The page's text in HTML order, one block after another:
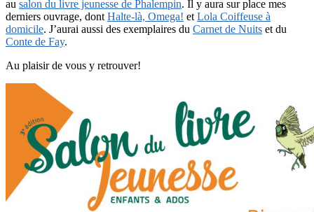
au salon du livre jeunesse de Phalempin. Il y aura sur place mes
derniers ouvrage, dont Halte-là, Omega! et Lola Coiffeuse à
domicile. J’aurai aussi des exemplaires du Carnet de Nuits et du
Conte de Fay.
Au plaisir de vous y retrouver!